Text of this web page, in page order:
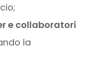
e collaboratori
la